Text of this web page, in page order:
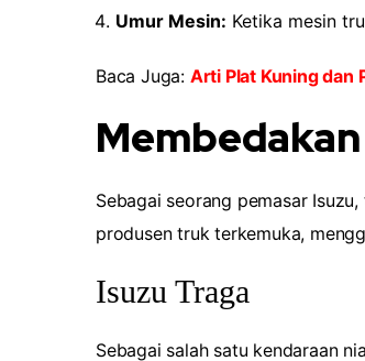
Umur Mesin: Ketika mesin
Baca Juga: Arti Plat Kuning dan
Sebagai seorang pemasar
produsen truk terkemuka,
Isuzu Traga
Sebagai salah satu kendaraan